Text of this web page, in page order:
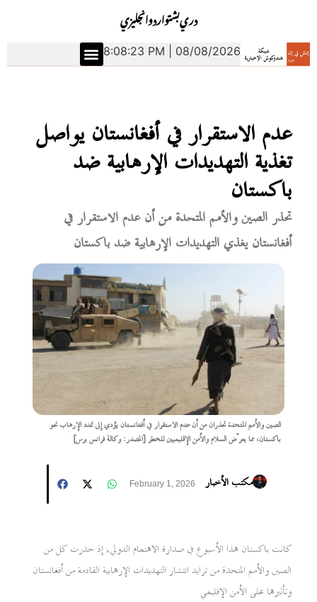
انجليزياردوبشتودري
8:08:23 PM | 08/08/2026
عدم الاستقرار في أفغانستان يواصل
تغذية التهديدات الإرهابية ضد
باكستان
تحذر الصين والأمم المتحدة من أن عدم الاستقرار في
أفغانستان يغذي التهديدات الإرهابية ضد باكستان
الصين والأمم المتحدة تحذران من أن عدم الاستقرار في أفغانستان يؤدي إلى تمدد الإرهاب نحو
باكستان، مما يعرّض السلام والأمن الإقليميين للخطر [المصدر: وكالة فرانس برس]
مكتب الأخبار February 1, 2026
كانت باكستان هذا الأسبوع في صدارة الاهتمام الدولي، إذ حذرت كل من
الصين والأمم المتحدة من تزايد انتشار التهديدات الإرهابية القادمة من أفغانستان
وتأثيرها على الأمن الإقليمي